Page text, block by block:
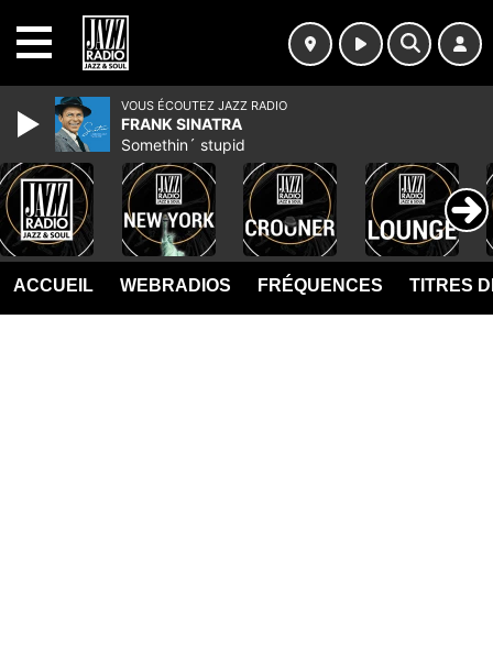
ACCUEIL WEBRADIOS FRÉQUENCES TITRES
VOUS ÉCOUTEZ JAZZ RADIO
FRANK SINATRA
Somethin´ stupid